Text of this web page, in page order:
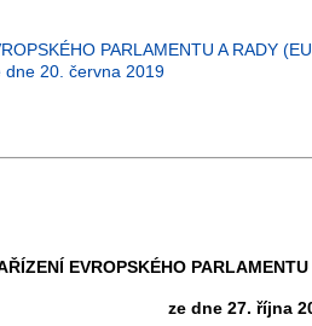
PARLAMENTU A RADY
dne 20. června 2019
EVROPSKÉHO
ze dne 27. října